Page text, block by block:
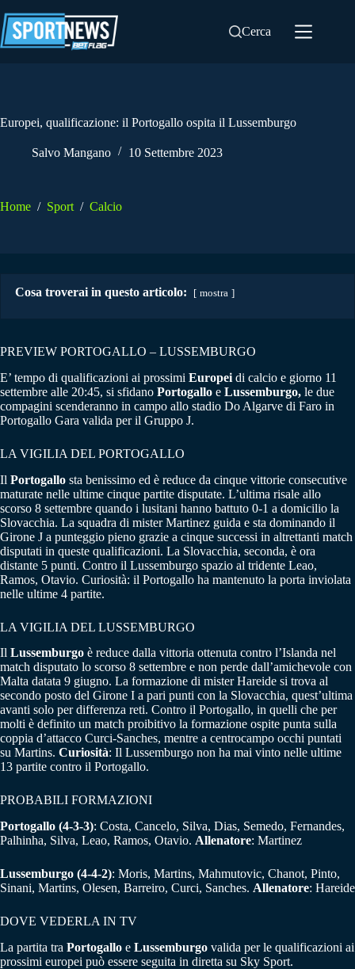
al
contenuto
Cerca
Europei, qualificazione: il Portogallo ospita il Lussemburgo
Salvo Mangano 10 Settembre 2023
Home / Sport / Calcio
Cosa troverai in questo articolo: mostra
PREVIEW PORTOGALLO – LUSSEMBURGO
E’ tempo di qualificazioni ai prossimi Europei di calcio e giorno 11
settembre alle 20:45, si sfidano Portogallo e Lussemburgo, le due
compagini scenderanno in campo allo stadio Do Algarve di Faro in
Portogallo Gara valida per il Gruppo J.
LA VIGILIA DEL PORTOGALLO
Il Portogallo sta benissimo ed è reduce da cinque vittorie consecutive
maturate nelle ultime cinque partite disputate. L’ultima risale allo
scorso 8 settembre quando i lusitani hanno battuto 0-1 a domicilio la
Slovacchia. La squadra di mister Martinez guida e sta dominando il
Girone J a punteggio pieno grazie a cinque successi in altrettanti match
disputati in queste qualificazioni. La Slovacchia, seconda, è ora
distante 5 punti. Contro il Lussemburgo spazio al tridente Leao,
Ramos, Otavio. Curiosità: il Portogallo ha mantenuto la porta inviolata
nelle ultime 4 partite.
LA VIGILIA DEL LUSSEMBURGO
Il Lussemburgo è reduce dalla vittoria ottenuta contro l’Islanda nel
match disputato lo scorso 8 settembre e non perde dall’amichevole con
Malta datata 9 giugno. La formazione di mister Hareide si trova al
secondo posto del Girone I a pari punti con la Slovacchia, quest’ultima
avanti solo per differenza reti. Contro il Portogallo, in quelli che per
molti è definito un match proibitivo la formazione ospite punta sulla
coppia d’attacco Curci-Sanches, mentre a centrocampo occhi puntati
su Martins. Curiosità: Il Lussemburgo non ha mai vinto nelle ultime
13 partite contro il Portogallo.
PROBABILI FORMAZIONI
Portogallo (4-3-3): Costa, Cancelo, Silva, Dias, Semedo, Fernandes,
Palhinha, Silva, Leao, Ramos, Otavio. Allenatore: Martinez
Lussemburgo (4-4-2): Moris, Martins, Mahmutovic, Chanot, Pinto,
Sinani, Martins, Olesen, Barreiro, Curci, Sanches. Allenatore: Hareide
DOVE VEDERLA IN TV
La partita tra Portogallo e Lussemburgo valida per le qualificazioni ai
prossimi europei può essere seguita in diretta su Sky Sport.